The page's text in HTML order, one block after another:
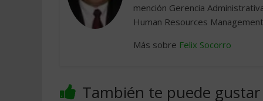
mención Gerencia
Human Resources
Más sobre Felix Socorro
También te puede gustar